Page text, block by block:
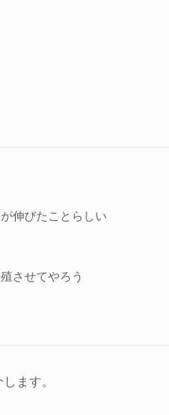
伸びたことらしい
させてやろう
ます。